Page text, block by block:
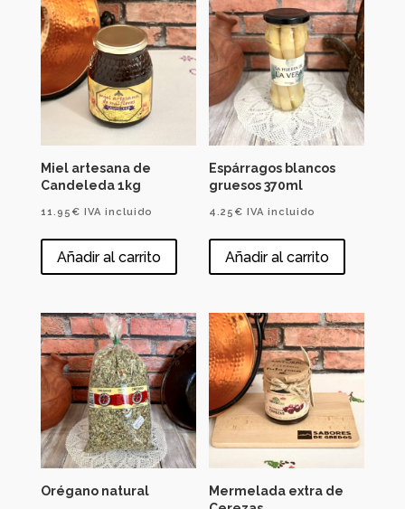
Miel artesana de
Candeleda 1kg
11.95 € IVA incluido
Añadir al carrito
Espárragos blancos
gruesos 370ml
4.25 € IVA incluido
Añadir al carrito
Orégano natural
Mermelada extra de